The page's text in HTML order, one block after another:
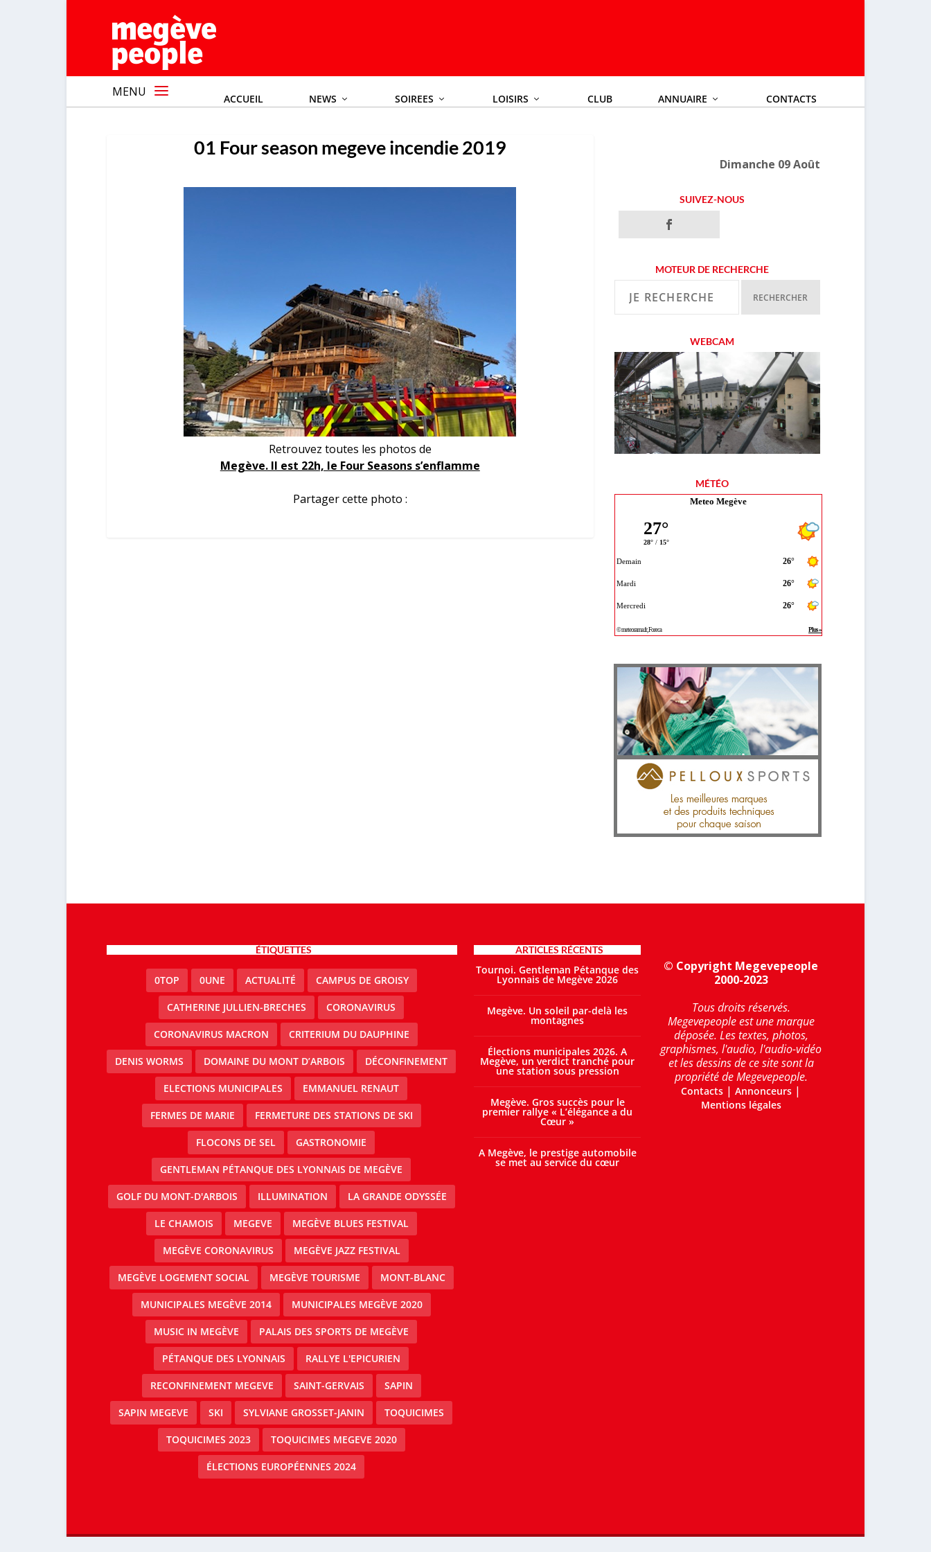
MENU ACCUEIL NEWS SOIREES LOISIRS CLUB ANNUAIRE CONTACTS
01 Four season megeve incendie 2019
Retrouvez toutes les photos de
Megève. Il est 22h, le Four Seasons s’enflamme
Partager cette photo :
Dimanche 09 Août
SUIVEZ-NOUS
MOTEUR DE RECHERCHE
WEBCAM
MÉTÉO
Meteo Megève
ÉTIQUETTES
0TOP 0UNE ACTUALITÉ CAMPUS DE GROISY
CATHERINE JULLIEN-BRECHES CORONAVIRUS
CORONAVIRUS MACRON CRITERIUM DU DAUPHINE
DENIS WORMS DOMAINE DU MONT D’ARBOIS DÉCONFINEMENT
ELECTIONS MUNICIPALES EMMANUEL RENAUT
FERMES DE MARIE FERMETURE DES STATIONS DE SKI
FLOCONS DE SEL GASTRONOMIE
GENTLEMAN PÉTANQUE DES LYONNAIS DE MEGÈVE
GOLF DU MONT-D'ARBOIS ILLUMINATION LA GRANDE ODYSSÉE
LE CHAMOIS MEGEVE MEGÈVE BLUES FESTIVAL
MEGÈVE CORONAVIRUS MEGÈVE JAZZ FESTIVAL
MEGÈVE LOGEMENT SOCIAL MEGÈVE TOURISME MONT-BLANC
MUNICIPALES MEGÈVE 2014 MUNICIPALES MEGÈVE 2020
MUSIC IN MEGÈVE PALAIS DES SPORTS DE MEGÈVE
PÉTANQUE DES LYONNAIS RALLYE L'EPICURIEN
RECONFINEMENT MEGEVE SAINT-GERVAIS SAPIN
SAPIN MEGEVE SKI SYLVIANE GROSSET-JANIN TOQUICIMES
TOQUICIMES 2023 TOQUICIMES MEGEVE 2020
ÉLECTIONS EUROPÉENNES 2024
ARTICLES RÉCENTS
Tournoi. Gentleman Pétanque des
Lyonnais de Megève 2026
Megève. Un soleil par-delà les
montagnes
Élections municipales 2026. A
Megève, un verdict tranché pour
une station sous pression
Megève. Gros succès pour le
premier rallye « L’élégance a du
Cœur »
A Megève, le prestige automobile
se met au service du cœur
© Copyright Megevepeople
2000-2023
Tous droits réservés.
Megevepeople est une marque
déposée. Les textes, photos,
graphismes, l'audio, l'audio-vidéo
et les dessins de ce site sont la
propriété de Megevepeople.
Contacts |Annonceurs |
Mentions légales